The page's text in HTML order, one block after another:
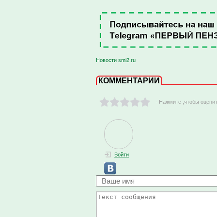
Новости smi2.ru
КОММЕНТАРИИ
- Нажмите ,чтобы
Войти